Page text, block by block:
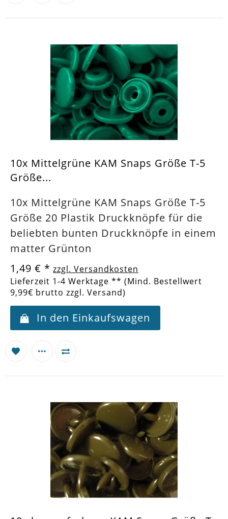
10x Mittelgrüne KAM Snaps Größe T-5
Größe...
10x Mittelgrüne KAM Snaps Größe T-5
Größe 20 Plastik Druckknöpfe für die
beliebten bunten Druckknöpfe in einem
matter Grünton
1,49 € * zzgl. Versandkosten
Lieferzeit 1-4 Werktage ** (Mind. Bestellwert
9,99€ brutto zzgl. Versand)
In den Einkaufswagen